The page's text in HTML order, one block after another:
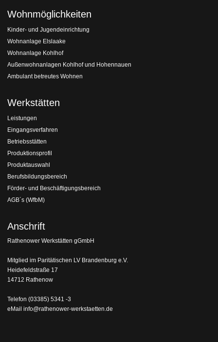
Wohnmöglichkeiten
Kinder- und Jugendeinrichtung
Wohnanlage Elslaake
Wohnanlage Kohlhof
Außenwohnanlagen Kohlhof und Hohennauen
Ambulant betreutes Wohnen
Werkstätten
Leistungen
Eingangsverfahren
Betriebsstätten
Produktionsprofil
Produktauswahl
Berufsbildungsbereich
Förder- und Beschäftigungsbereich
AGB´s (WfbM)
Anschrift
Rathenower Werkstätten gGmbH
Mitglied im Paritätischen LV Brandenburg e.V.
Heidefeldstraße 17
14712 Rathenow
Telefon (03385) 5341 -3
eMail info@rathenower-werkstaetten.de